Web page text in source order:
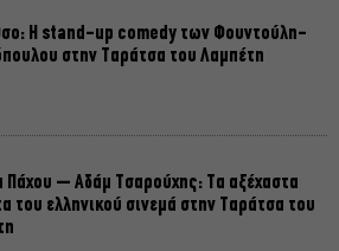
Η stand-up comedy των Φουντούλη-
στην Ταράτσα του Λαμπέτη
Πάχου – Αδάμ Τσαρούχης: Τα αξέχαστα
του ελληνικού σινεμά στην Ταράτσα του